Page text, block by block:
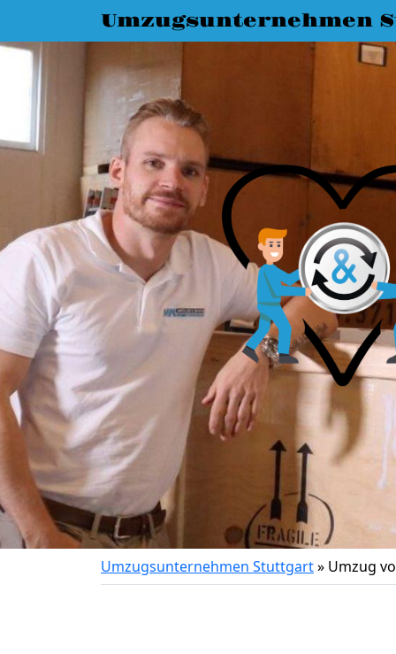
Umzugsunternehmen
Umzugsunternehmen Stuttgart» Umzug